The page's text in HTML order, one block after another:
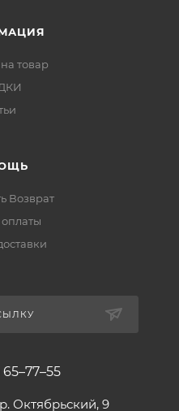
товар
Возврат
Октябрьский, 9